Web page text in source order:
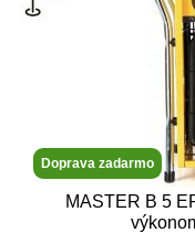
Doprava zadarmo
MASTER B 5